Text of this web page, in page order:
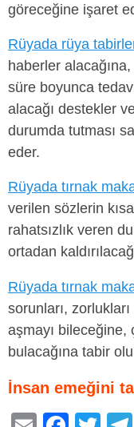
göreceğine işaret
Rüyada rüya
haberler
süre boyunca
alacağı destekler
durumda tutması
eder.
Rüyada tırnak
verilen sözlerin
rahatsızlık veren
ortadan
Rüyada tırnak
sorunları,
aşmayı bileceğine,
bulacağına tabir
İnsan emeğini